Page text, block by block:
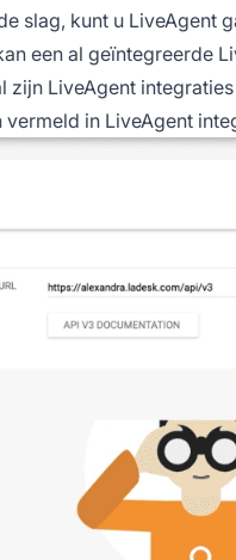
slag, kunt u LiveAgent
een al geïntegreerde
LiveAgent
in LiveAgent